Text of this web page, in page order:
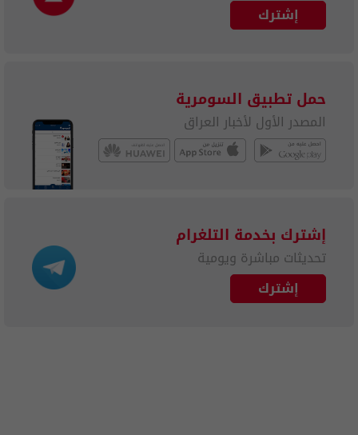
إشترك
حمل تطبيق السومرية
المصدر الأول لأخبار العراق
إشترك بخدمة التلغرام
تحديثات مباشرة ويومية
إشترك